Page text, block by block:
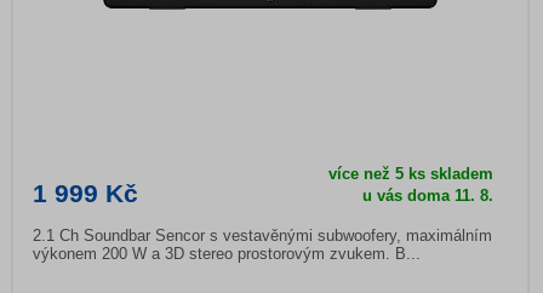
1 999 Kč
více než 5 ks skladem
u vás doma 11. 8.
2.1 Ch Soundbar Sencor s vestavěnými subwoofery, maximálním
výkonem 200 W a 3D stereo prostorovým zvukem. B...